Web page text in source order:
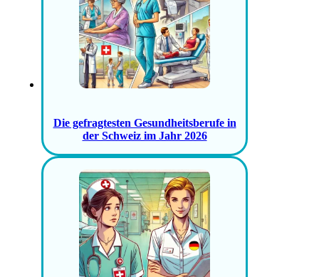
Die gefragtesten Gesundheitsberufe in
der Schweiz im Jahr 2026